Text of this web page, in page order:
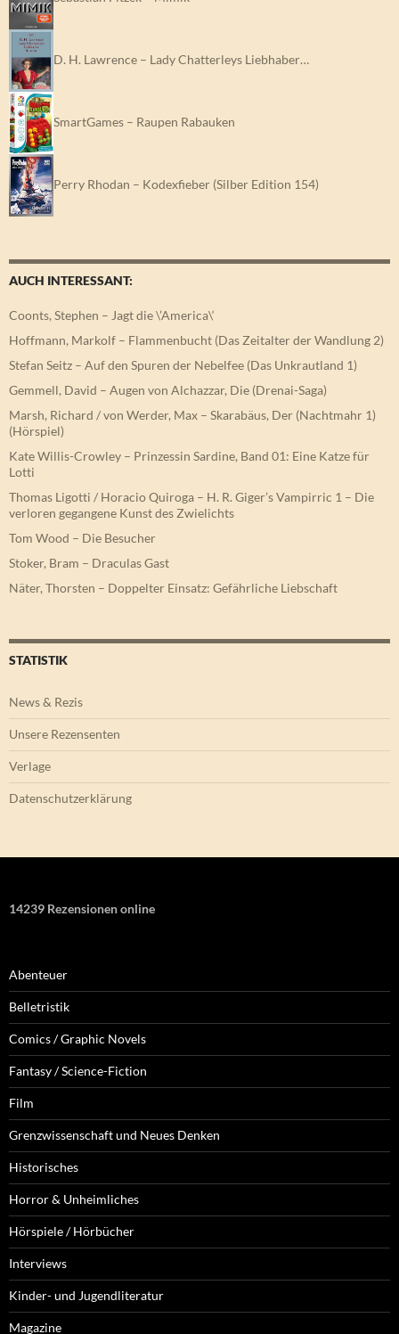
D. H. Lawrence – Lady Chatterleys Liebhaber…
SmartGames – Raupen Rabauken
Perry Rhodan – Kodexfieber (Silber Edition 154)
AUCH INTERESSANT:
Coonts, Stephen – Jagt die \’America\‘
Hoffmann, Markolf – Flammenbucht (Das Zeitalter der Wandlung 2)
Stefan Seitz – Auf den Spuren der Nebelfee (Das Unkrautland 1)
Gemmell, David – Augen von Alchazzar, Die (Drenai-Saga)
Marsh, Richard / von Werder, Max – Skarabäus, Der (Nachtmahr 1)
(Hörspiel)
Kate Willis-Crowley – Prinzessin Sardine, Band 01: Eine Katze für
Lotti
Thomas Ligotti / Horacio Quiroga – H. R. Giger’s Vampirric 1 – Die
verloren gegangene Kunst des Zwielichts
Tom Wood – Die Besucher
Stoker, Bram – Draculas Gast
Näter, Thorsten – Doppelter Einsatz: Gefährliche Liebschaft
STATISTIK
News & Rezis
Unsere Rezensenten
Verlage
Datenschutzerklärung
14239 Rezensionen online
Abenteuer
Belletristik
Comics / Graphic Novels
Fantasy / Science-Fiction
Film
Grenzwissenschaft und Neues Denken
Historisches
Horror & Unheimliches
Hörspiele / Hörbücher
Interviews
Kinder- und Jugendliteratur
Magazine